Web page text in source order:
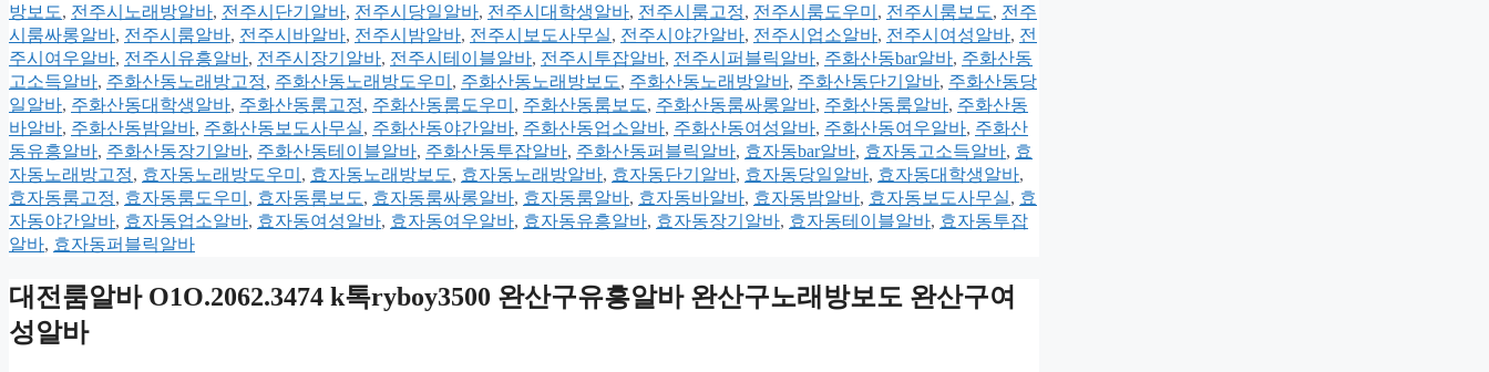
방보도, 전주시노래방알바, 전주시단기알바, 전주시당일알바, 전주시대학생알바, 전주시룸고정, 전주시룸도우미 , 전주시룸보도, 전주
시룸싸롱알바, 전주시룸알바, 전주시바알바, 전주시밤알바, 전주시보도사무실, 전주시야간알바, 전주시업소알바, 전주시여성알바, 전
주시여우알바, 전주시유흥알바, 전주시장기알바, 전주시테이블알바, 전주시투잡알바, 전주시퍼블릭알바, 주화산동bar알바, 주화산동
고소득알바, 주화산동노래방고정, 주화산동노래방도우미 , 주화산동노래방보도, 주화산동노래방알바, 주화산동단기알바, 주화산동당
일알바, 주화산동대학생알바, 주화산동룸고정, 주화산동룸도우미 , 주화산동룸보도, 주화산동룸싸롱알바, 주화산동룸알바, 주화산동
바알바, 주화산동밤알바, 주화산동보도사무실, 주화산동야간알바, 주화산동업소알바, 주화산동여성알바, 주화산동여우알바, 주화산
동유흥알바, 주화산동장기알바, 주화산동테이블알바, 주화산동투잡알바, 주화산동퍼블릭알바, 효자동bar알바, 효자동고소득알바, 효
자동노래방고정, 효자동노래방도우미 , 효자동노래방보도, 효자동노래방알바, 효자동단기알바, 효자동당일알바, 효자동대학생알바,
효자동룸고정, 효자동룸도우미 , 효자동룸보도, 효자동룸싸롱알바, 효자동룸알바, 효자동바알바, 효자동밤알바, 효자동보도사무실, 효
자동야간알바, 효자동업소알바, 효자동여성알바, 효자동여우알바, 효자동유흥알바, 효자동장기알바, 효자동테이블알바, 효자동투잡
알바, 효자동퍼블릭알바
대전룸알바 O1O.2062.3474 k톡ryboy3500 완산구유흥알바 완산구노래방보도 완산구여
성알바